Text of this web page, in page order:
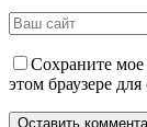
Сохраните мое
этом браузере